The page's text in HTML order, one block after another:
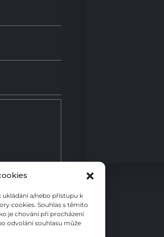
a/nebo přístupu k
cookies. Souhlas s těmito
je chování při procházení
odvolání souhlasu může